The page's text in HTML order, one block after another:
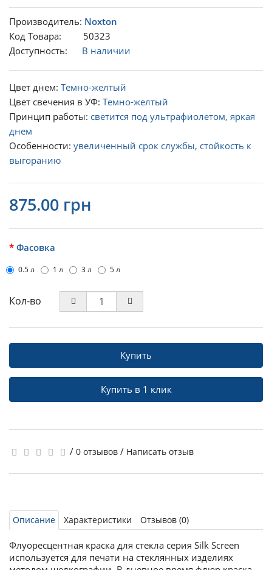
Производитель: Noxton
Код Товара: 50323
Доступность: В наличии
Цвет днем: Темно-желтый
Цвет свечения в УФ: Темно-желтый
Принцип работы: светится под ультрафиолетом, яркая
днем
Особенности: увеличенный срок службы, стойкость к
выгоранию
875.00 грн
Фасовка
0.5 л 1 л 3 л 5 л
Кол-во
Купить
Купить в 1 клик
/ 0 отзывов / Написать отзыв
Описание Характеристики Отзывов (0)
Флуоресцентная краска для стекла серия Silk Screen
используется для печати на стеклянных изделиях